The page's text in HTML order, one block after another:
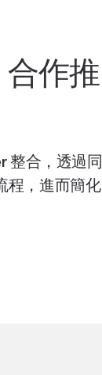
合作推
整合，透過同
程，進而簡化